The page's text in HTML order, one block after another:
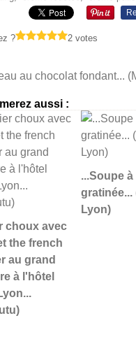
? 2 votes
aussi :
choux avec
the french
au grand
à l'hôtel
...Soupe
gratinée...
Lyon)